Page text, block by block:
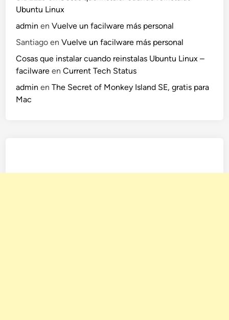
Ubuntu Linux
admin enVuelve un facilware más personal
Santiago enVuelve un facilware más personal
Cosas que instalar cuando reinstalas Ubuntu Linux –
facilware enCurrent Tech Status
admin enThe Secret of Monkey Island SE, gratis para
Mac